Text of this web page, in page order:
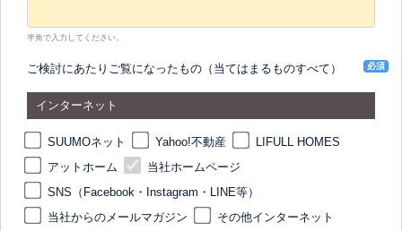
半角で入力してください。
ご検討にあたりご覧になったもの（当てはまるものすべて） 必須
インターネット
SUUMOネット Yahoo!不動産
LIFULL HOMES
アットホーム
当社ホームページ
SNS（Facebook・Instagram・LINE等）
当社からのメールマガジン
その他インターネット